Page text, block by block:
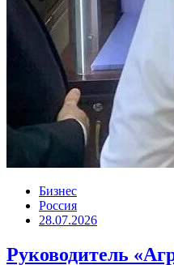
Бизнес
Россия
28.07.2026
Руководитель